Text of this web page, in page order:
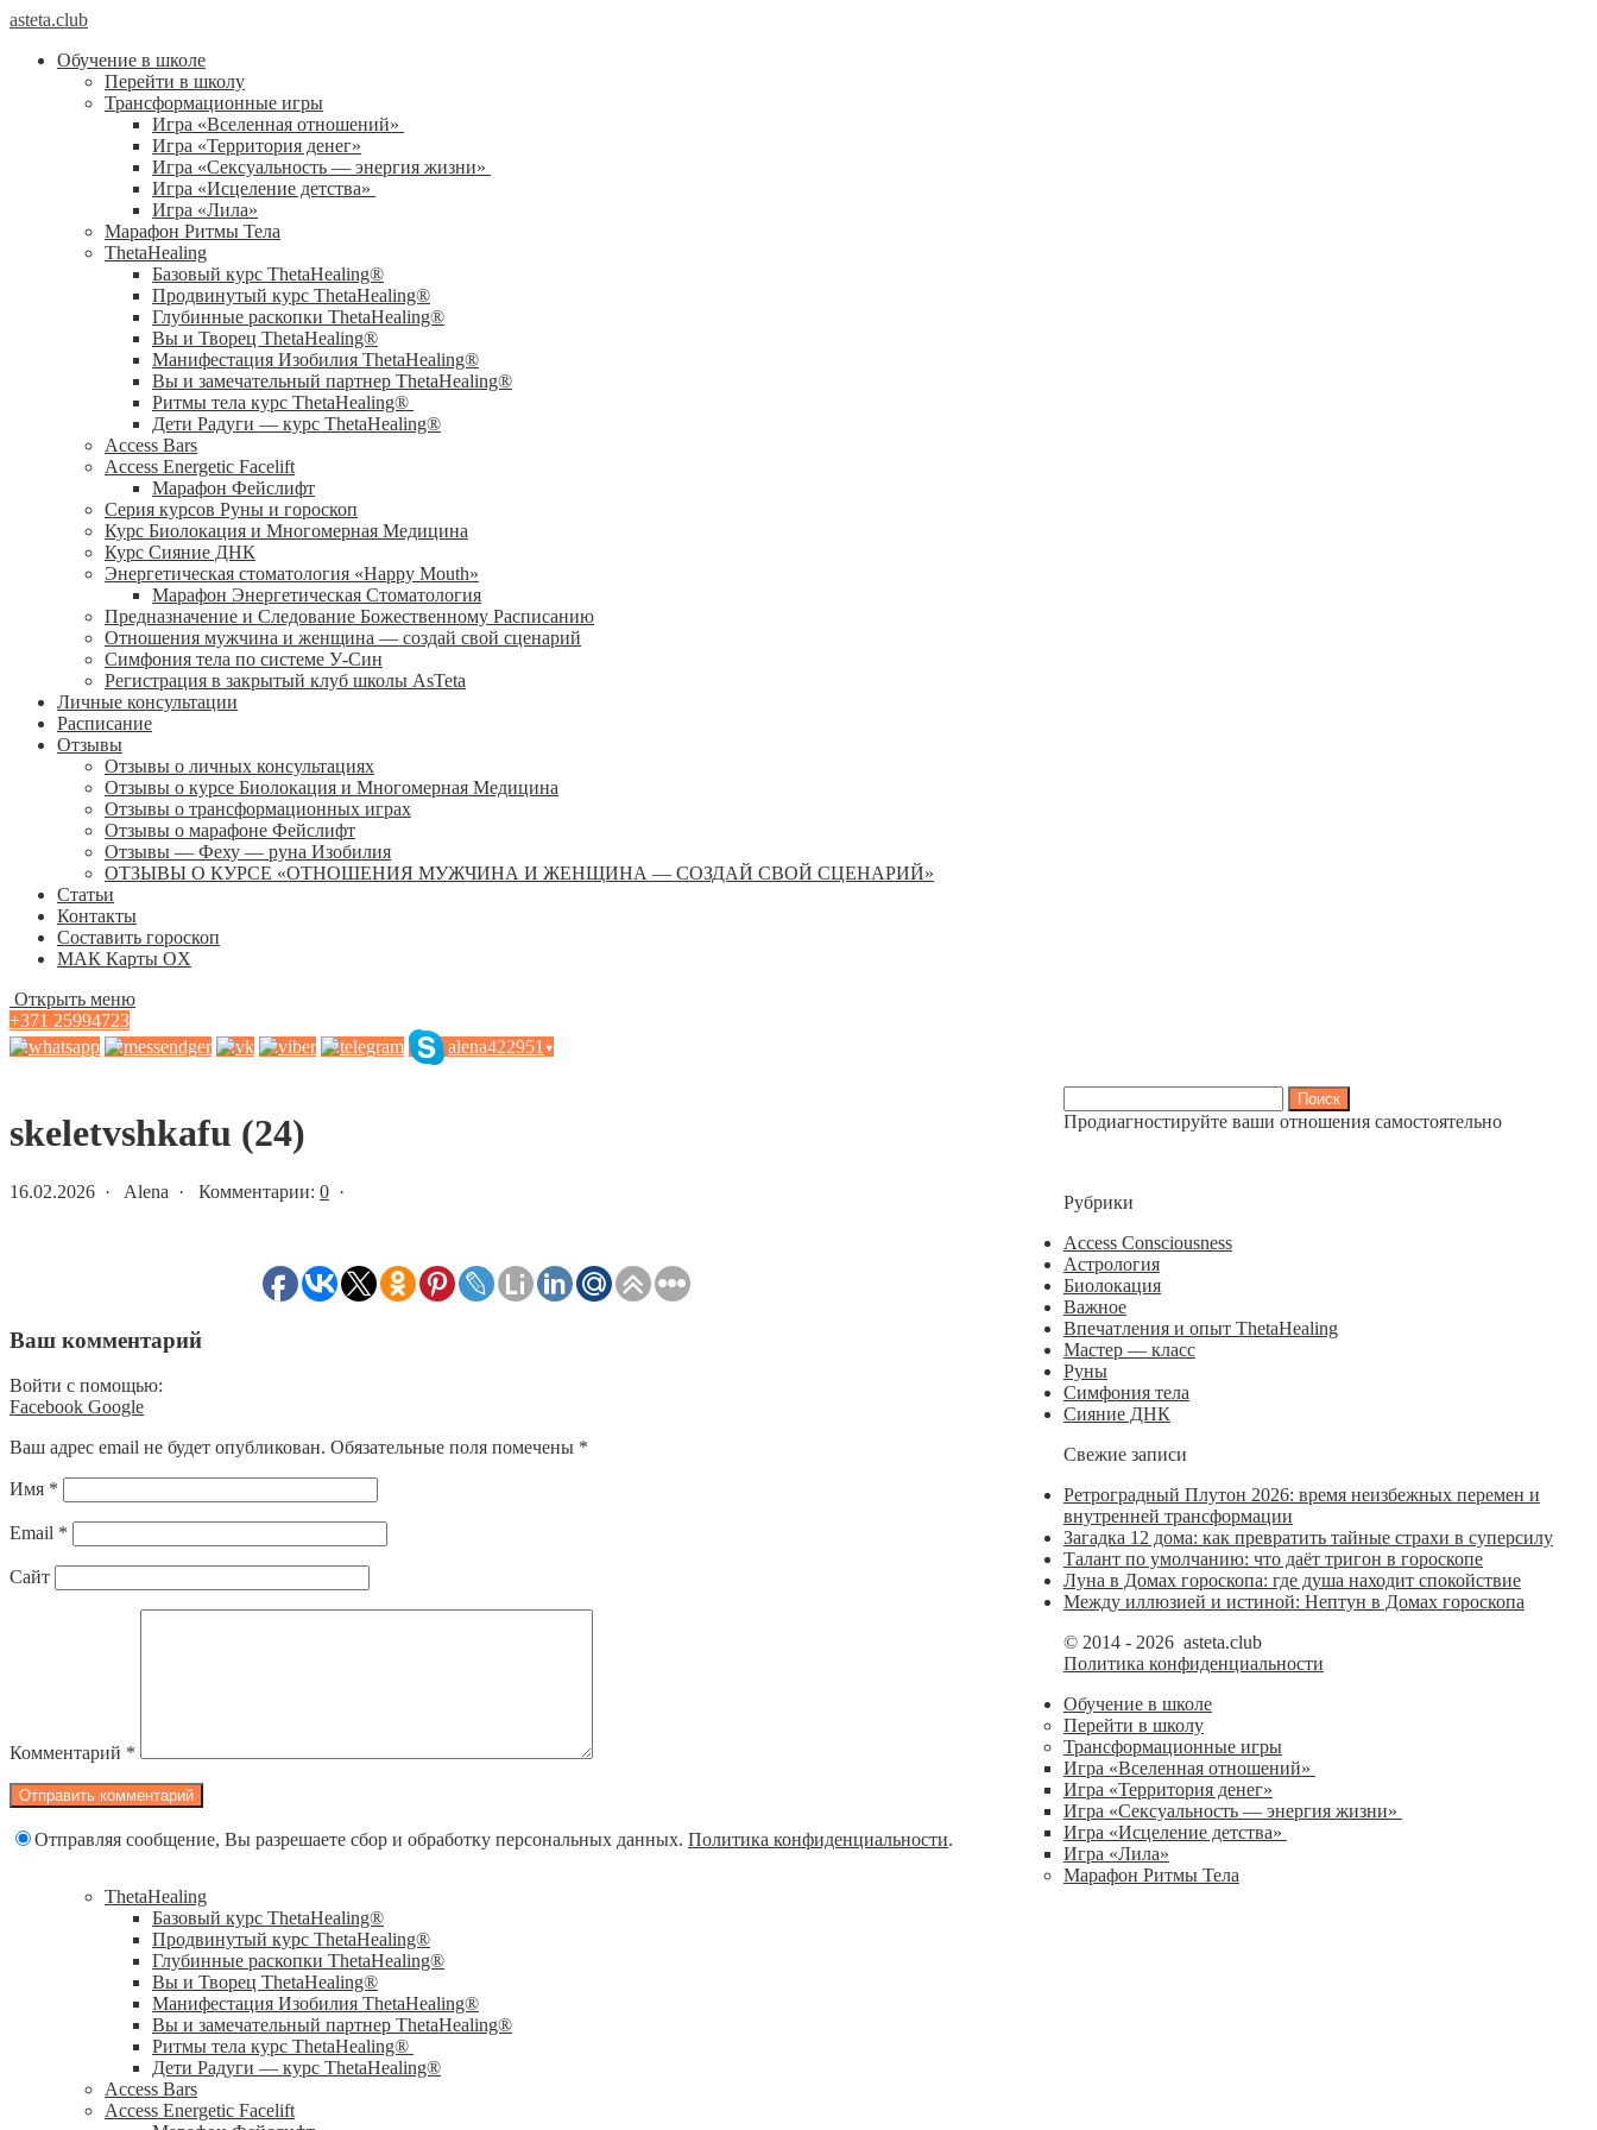
asteta.club
Обучение в школе
Перейти в школу
Трансформационные игры
Игра «Вселенная отношений»
Игра «Территория денег»
Игра «Сексуальность — энергия жизни»
Игра «Исцеление детства»
Игра «Лила»
Марафон Ритмы Тела
ThetaHealing
Базовый курс ThetaHealing®
Продвинутый курс ThetaHealing®
Глубинные раскопки ThetaHealing®
Вы и Творец ThetaHealing®
Манифестация Изобилия ThetaHealing®
Вы и замечательный партнер ThetaHealing®
Ритмы тела курс ThetaHealing®
Дети Радуги — курс ThetaHealing®
Access Bars
Access Energetic Facelift
Марафон Фейслифт
Серия курсов Руны и гороскоп
Курс Биолокация и Многомерная Медицина
Курс Сияние ДНК
Энергетическая стоматология «Happy Mouth»
Марафон Энергетическая Cтоматология
Предназначение и Следование Божественному Расписанию
Отношения мужчина и женщина — создай свой сценарий
Симфония тела по системе У-Син
Регистрация в закрытый клуб школы AsTeta
Личные консультации
Расписание
Отзывы
Отзывы о личных консультациях
Отзывы о курсе Биолокация и Многомерная Медицина
Отзывы о трансформационных играх
Отзывы о марафоне Фейслифт
Отзывы — Феху — руна Изобилия
ОТЗЫВЫ О КУРСЕ «ОТНОШЕНИЯ МУЖЧИНА И ЖЕНЩИНА — СОЗДАЙ СВОЙ СЦЕНАРИЙ»
Статьи
Контакты
Составить гороскоп
МАК Карты OХ
Открыть меню
+371 25994723
alena422951 ▾
skeletvshkafu (24)
16.02.2026 · Alena · Комментарии: 0 ·
Ваш комментарий
Войти с помощью:
Facebook Google
Ваш адрес email не будет опубликован. Обязательные поля помечены *
Имя *
Email *
Сайт
Комментарий *
Отправляя сообщение, Вы разрешаете сбор и обработку персональных данных. Политика конфиденциальности.
Продиагностируйте ваши отношения самостоятельно
Рубрики
Access Consciousness
Астрология
Биолокация
Важное
Впечатления и опыт ThetaHealing
Мастер — класс
Руны
Симфония тела
Сияние ДНК
Свежие записи
Ретроградный Плутон 2026: время неизбежных перемен и
внутренней трансформации
Загадка 12 дома: как превратить тайные страхи в суперсилу
Талант по умолчанию: что даёт тригон в гороскопе
Луна в Домах гороскопа: где душа находит спокойствие
Между иллюзией и истиной: Нептун в Домах гороскопа
© 2014 - 2026 asteta.club
Политика конфиденциальности
Обучение в школе
Перейти в школу
Трансформационные игры
Игра «Вселенная отношений»
Игра «Территория денег»
Игра «Сексуальность — энергия жизни»
Игра «Исцеление детства»
Игра «Лила»
Марафон Ритмы Тела
ThetaHealing
Базовый курс ThetaHealing®
Продвинутый курс ThetaHealing®
Глубинные раскопки ThetaHealing®
Вы и Творец ThetaHealing®
Манифестация Изобилия ThetaHealing®
Вы и замечательный партнер ThetaHealing®
Ритмы тела курс ThetaHealing®
Дети Радуги — курс ThetaHealing®
Access Bars
Access Energetic Facelift